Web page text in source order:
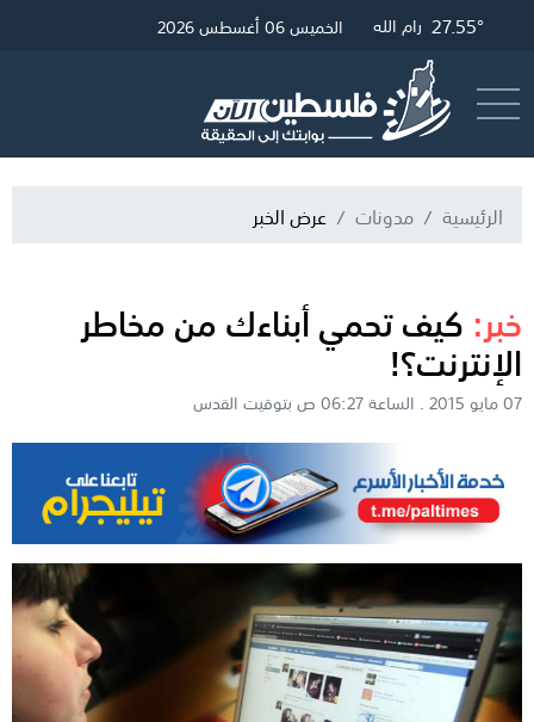
29.6° غزة 27.79° القدس 27.55° رام الله الخميس 06 أغسطس 2026
الرئيسية مدونات عرض الخبر
خبر: كيف تحمي أبناءك من مخاطر
الإنترنت؟!
07 مايو 2015 . الساعة 06:27 ص بتوقيت القدس